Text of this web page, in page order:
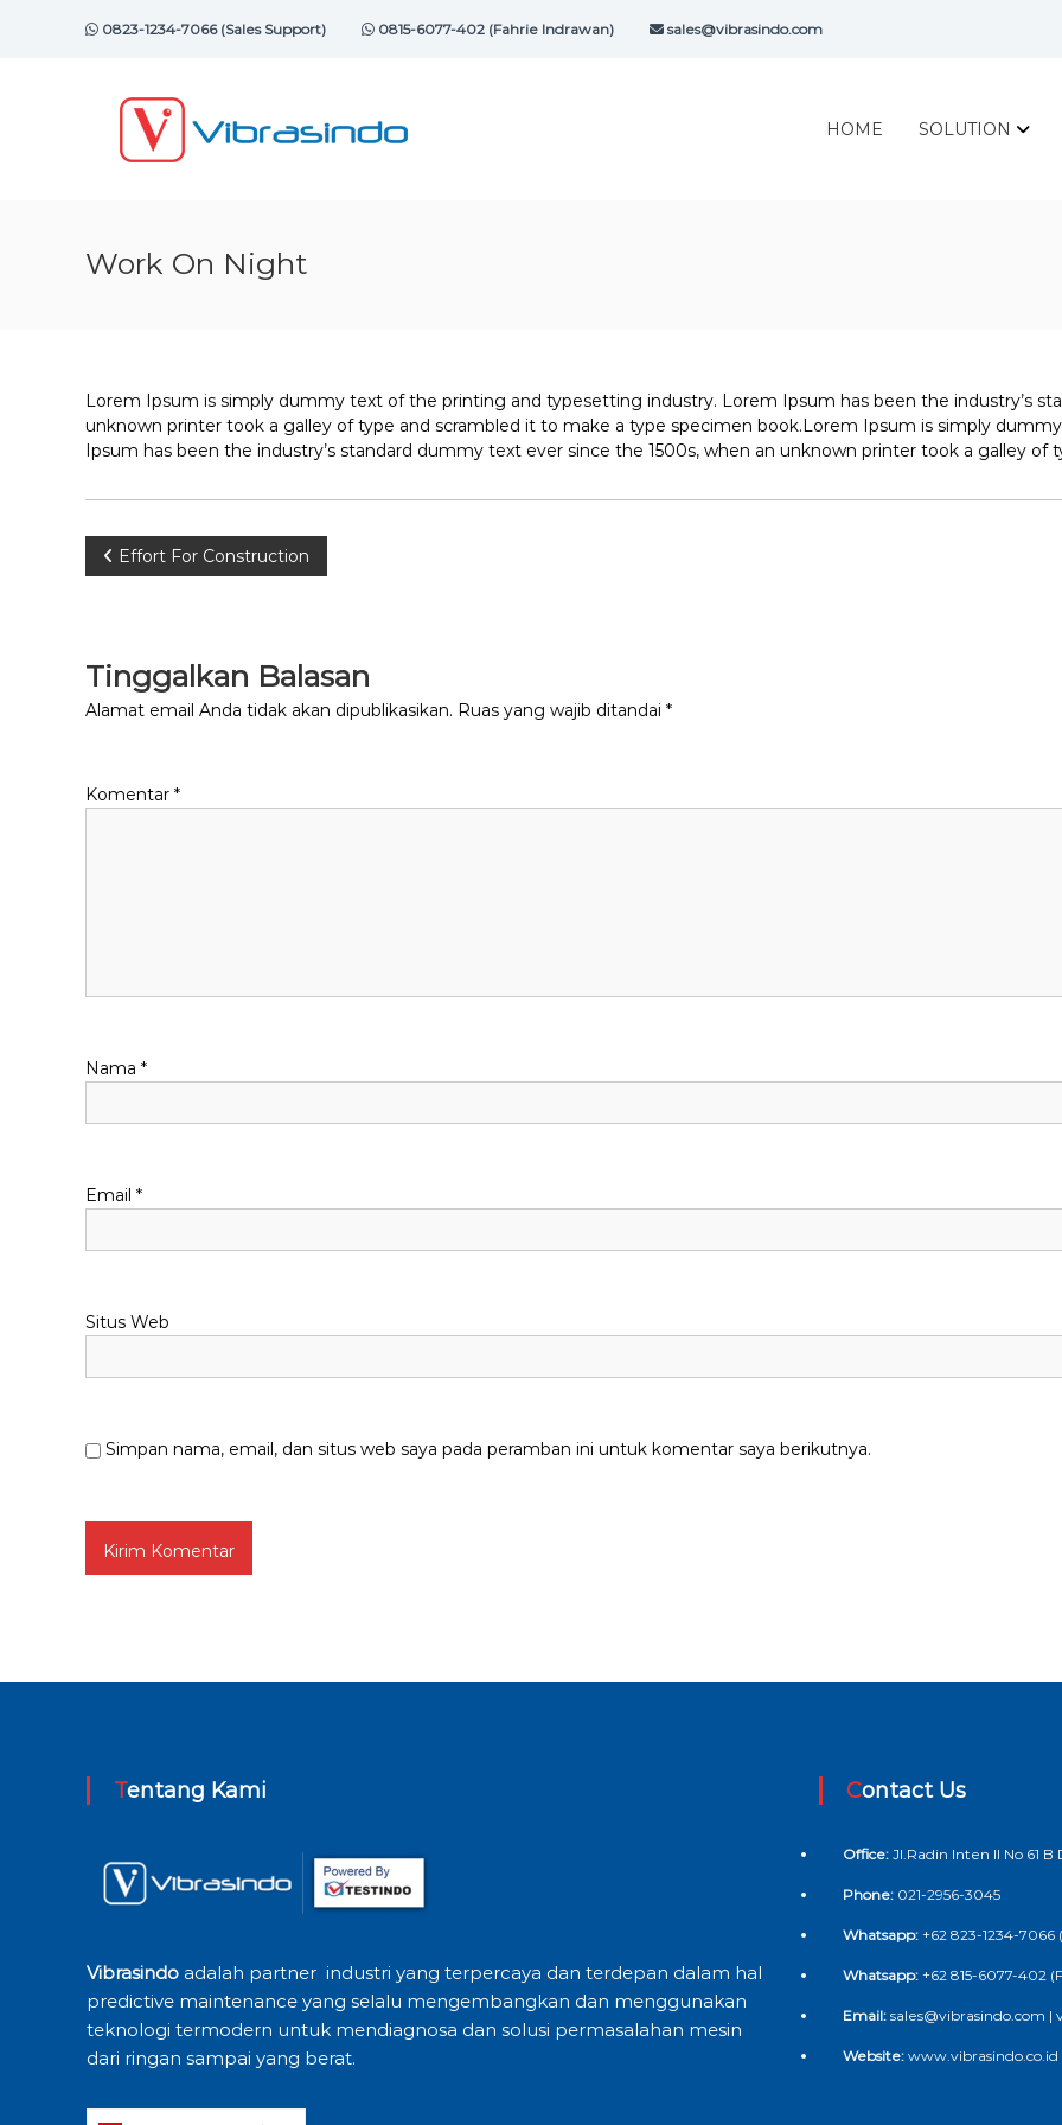
0823-1234-7066 (Sales Support) 0815-6077-402 (Fahrie Indrawan) sales@vibrasindo.com
HOME SOLUTION
Work On Night
Lorem Ipsum is simply dummy text of the printing and typesetting industry. Lorem Ipsum has been the industry’s
unknown printer took a galley of type and scrambled it to make a type specimen book.Lorem Ipsum is simply
Ipsum has been the industry’s standard dummy text ever since the 1500s, when an unknown printer took a galley
Navigasi
Effort For Construction
Tinggalkan Balasan
Alamat email Anda tidak akan dipublikasikan. Ruas yang wajib ditandai *
Komentar *
Nama *
Email *
Situs Web
Simpan nama, email, dan situs web saya pada peramban ini untuk komentar saya berikutnya.
Tentang Kami
Vibrasindo adalah partner industri yang terpercaya dan terdepan dalam hal
predictive maintenance yang selalu mengembangkan dan menggunakan
teknologi termodern untuk mendiagnosa dan solusi permasalahan mesin
dari ringan sampai yang berat.
Contact Us
Office: Jl.Radin Inten II No 61
Phone: 021-2956-3045
Whatsapp: +62 823-1234-7066
Whatsapp: +62 815-6077-402
Email: sales@vibrasindo.com |
Website: www.vibrasindo.co.id